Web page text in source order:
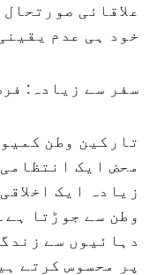
علاقائی
خود ہی عدم
سفر سے زیادہ:
تارکین وطن
محض ایک
زیادہ ایک
وطن سے جوڑتا
دہائیوں سے
پر محسوس کرتے